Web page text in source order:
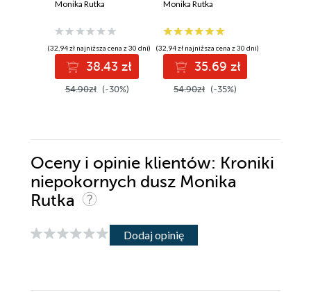
Monika Rutka
(32,94 zł najniższa cena z 30 dni)
38.43 zł
54.90zł (-30%)
Monika Rutka
(32,94 zł najniższa cena z 30 dni)
35.69 zł
54.90zł (-35%)
Oceny i opinie klientów: Kroniki
niepokornych dusz Monika
Rutka
Dodaj opinię